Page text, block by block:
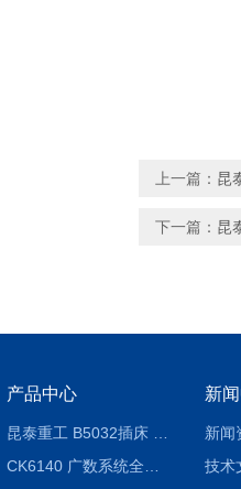
上一篇： 昆
下一篇： 昆
产品中心 新
新闻
技术